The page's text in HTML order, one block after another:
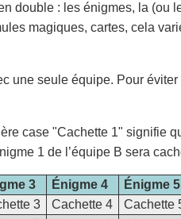
double : les énigmes, la (ou
magiques, cartes, cela
une seule équipe. Pour
case "Cachette 1" signifie
1 de l’équipe B sera
3 Énigme 4 Énigme 5
3 Cachette 4 Cachette